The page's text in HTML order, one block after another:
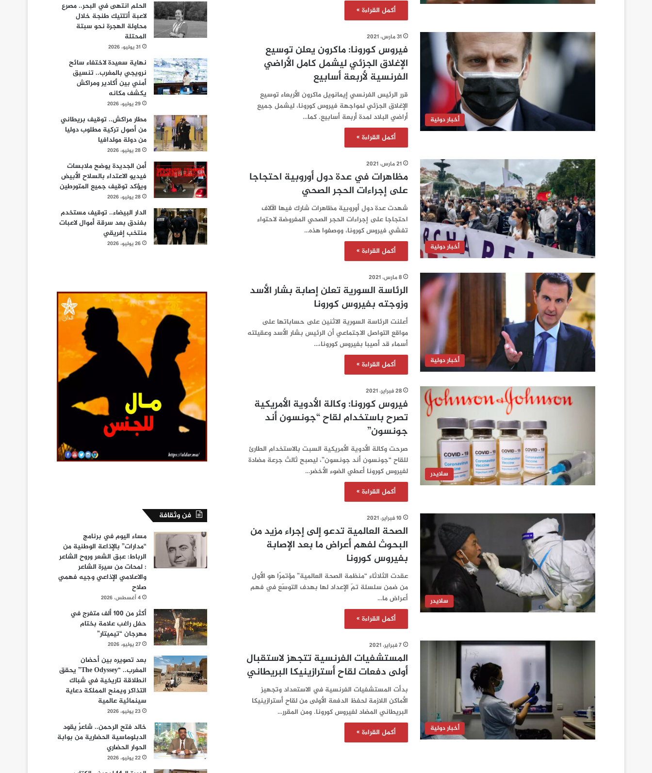
أكمل القراءة »
أخبار دولية
31 مارس، 2021
فيروس كورونا: ماكرون يعلن توسيع
الإغلاق الجزئي ليشمل كامل الأراضي
الفرنسية لأربعة أسابيع
قرر الرئيس الفرنسي إيمانويل ماكرون الأربعاء توسيع
الإغلاق الجزئي لمواجهة فيروس كورونا، ليشمل جميع
أراضي البلاد لمدة أربعة أسابيع. كما…
أكمل القراءة »
أخبار دولية
21 مارس، 2021
مظاهرات في عدة دول أوروبية احتجاجا
على إجراءات الحجر الصحي
شهدت عدة دول أوروبية مظاهرات شارك فيها الآلاف
احتجاجا على إجراءات الحجر الصحي المفروضة لاحتواء
تفشي فيروس كورونا، ووصفوا هذه…
أكمل القراءة »
أخبار دولية
8 مارس، 2021
الرئاسة السورية تعلن إصابة بشار الأسد
وزوجته بفيروس كورونا
أعلنت الرئاسة السورية الاثنين على حساباتها على
مواقع التواصل الاجتماعي أن الرئيس بشار الأسد وعقيلته
أسماء قد أصيبا بفيروس كورونا،…
أكمل القراءة »
سلايدر
28 فبراير، 2021
فيروس كورونا: وكالة الأدوية الأمريكية
تصرح باستخدام لقاح “جونسون أند
جونسون”
صرحت وكالة الأدوية الأمريكية السبت بالاستخدام الطارئ
للقاح “جونسون أند جونسون”، ليصبح ثالث جرعة مضادة
لفيروس كورونا أعطي الضوء الأخضر…
أكمل القراءة »
سلايدر
10 فبراير، 2021
الصحة العالمية تدعو إلى إجراء مزيد من
البحوث لفهم أعراض ما بعد الإصابة
بفيروس كورونا
عقدت الثلاثاء “منظمة الصحة العالمية” مؤتمرًا هو الأول
من ضمن سلسلة تمّ الإعداد لها بهدف التوسّع في فهم
أعراض ما…
أكمل القراءة »
أخبار دولية
7 فبراير، 2021
المستشفيات الفرنسية تتجهز لاستقبال
أولى دفعات لقاح أسترازينيكا البريطاني
بدأت المستشفيات الفرنسية في الاستعداد وتجهيز
الأماكن اللازمة لحفظ الدفعة الأولى من لقاح أسترازينيكا
البريطاني المضاد لفيروس كورونا. ومن المقرر…
أكمل القراءة »
الحلم انتهى في البحر.. مصرع
لاعبة أتلتيك طنجة خلال
محاولة الهجرة نحو سبتة
المحتلة
31 يوليو، 2026
نهاية سعيدة لاختفاء سائح
نرويجي بالمغرب.. تنسيق
أمني بين أكادير ومراكش
يكشف مكانه
29 يوليو، 2026
مطار مراكش.. توقيف بريطاني
من أصول تركية مطلوب دوليا
من دولة مولدافيا
28 يوليو، 2026
أمن الجديدة يوضح ملابسات
فيديو الاعتداء بالسلاح الأبيض
ويؤكد توقيف جميع المتورطين
28 يوليو، 2026
الدار البيضاء.. توقيف مستخدم
بفندق بعد سرقة أموال لاعبات
منتخب إفريقي
26 يوليو، 2026
فن وثقافة
مساء اليوم في برنامج
“مدارات” بالإذاعة الوطنية من
الرباط: عبق الشعر وروح الشاعر
: لمحات من سيرة الشاعر
والاعلامي الإذاعي وجيه فهمي
صلاح
4 أغسطس، 2026
أكثر من 100 ألف متفرج في
حفل راغب علامة بختام
مهرجان “تيميتار”
27 يوليو، 2026
بعد تصويره بين أحضان
المغرب.. “The Odyssey” يحقق
انطلاقة تاريخية في شباك
التذاكر ويمنح المملكة دعاية
سينمائية عالمية
23 يوليو، 2026
خالد فتح الرحمن.. شاعرٌ يقود
الدبلوماسية الحضارية من بوابة
الحوار الحضاري
22 يوليو، 2026